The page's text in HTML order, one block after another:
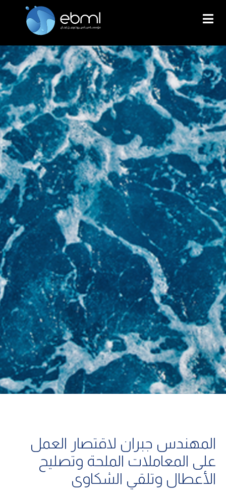
المهندس جبران لاقتصار العمل
على المعاملات الملحة وتصليح
الأعطال وتلقي الشكاوى